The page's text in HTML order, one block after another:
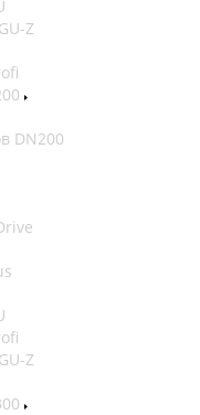
Z
DN200
Z